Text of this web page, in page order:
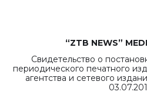
“ZTB NEWS”
Свидетельство о
периодического печатного
агентства и сетевого